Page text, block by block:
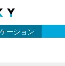
ーション